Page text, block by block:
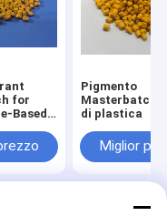
for
Based
Pigmento
Masterbatch
di plastica
Miglior